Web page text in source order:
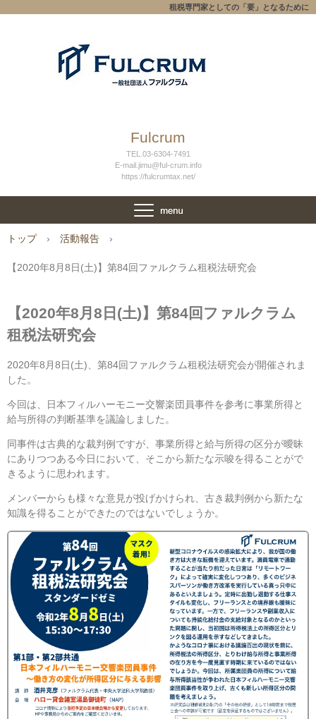
租税専門家としての「要」となるために
Fulcrum
TEL.03-6304-7491
E-mail.jimu@ful-crum.info
https://fulcrumtax.net/
トップ › 活動報告 ›
【2020年8月8日(土)】第84回ファルクラム租税法研究会
【2020年8月8日(土)】第84回ファルクラム
租税法研究会
2020年8月8日(土)、第84回ファルクラム租税法研究会が開催されま
した。
今回は、日本フィルハーモニー交響楽団員事件を参考に事業所得と
給与所得の判断基準を議論しました。
同事件は古典的な裁判例ですが、事業所得と給与所得の区分が曖昧
にありつつある今日において、そこから新たな示唆を得ることがで
きるように思われます。
メンバーからも様々な意見が投げかけられ、古き裁判例から新たな
知識を得ることができたのではないでしょうか。